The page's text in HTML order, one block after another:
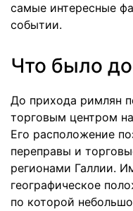
самые интересные
событии.
Что было
До прихода римлян
торговым центром
Его расположение
переправы и
регионами Галлии.
географическое
по которой